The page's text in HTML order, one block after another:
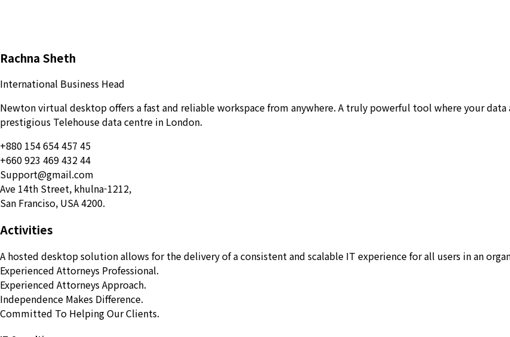
Rachna Sheth
International Business Head
Newton virtual desktop offers a fast and reliable workspace from anywhere. A truly powerful tool where your
prestigious Telehouse data centre in London.
+880 154 654 457 45
+660 923 469 432 44
Support@gmail.com
Ave 14th Street, khulna-1212,
San Franciso, USA 4200.
Activities
A hosted desktop solution allows for the delivery of a consistent and scalable IT experience for all users in an
Experienced Attorneys Professional.
Experienced Attorneys Approach.
Independence Makes Difference.
Committed To Helping Our Clients.